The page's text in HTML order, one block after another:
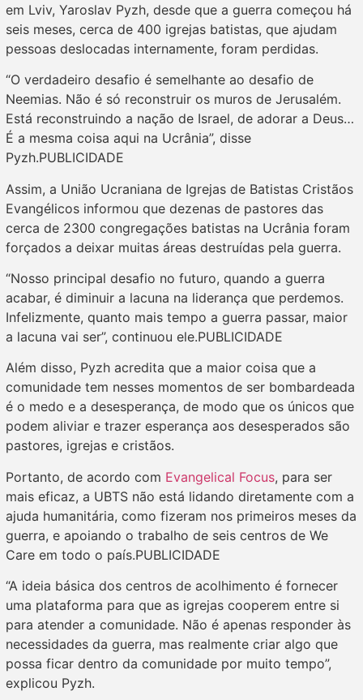
em Lviv, Yaroslav Pyzh, desde que a guerra começou há
seis meses, cerca de 400 igrejas batistas, que ajudam
pessoas deslocadas internamente, foram perdidas.
“O verdadeiro desafio é semelhante ao desafio de
Neemias. Não é só reconstruir os muros de Jerusalém.
Está reconstruindo a nação de Israel, de adorar a Deus…
É a mesma coisa aqui na Ucrânia”, disse
Pyzh.PUBLICIDADE
Assim, a União Ucraniana de Igrejas de Batistas Cristãos
Evangélicos informou que dezenas de pastores das
cerca de 2300 congregações batistas na Ucrânia foram
forçados a deixar muitas áreas destruídas pela guerra.
“Nosso principal desafio no futuro, quando a guerra
acabar, é diminuir a lacuna na liderança que perdemos.
Infelizmente, quanto mais tempo a guerra passar, maior
a lacuna vai ser”, continuou ele.PUBLICIDADE
Além disso, Pyzh acredita que a maior coisa que a
comunidade tem nesses momentos de ser bombardeada
é o medo e a desesperança, de modo que os únicos que
podem aliviar e trazer esperança aos desesperados são
pastores, igrejas e cristãos.
Portanto, de acordo com Evangelical Focus, para ser
mais eficaz, a UBTS não está lidando diretamente com a
ajuda humanitária, como fizeram nos primeiros meses da
guerra, e apoiando o trabalho de seis centros de We
Care em todo o país.PUBLICIDADE
“A ideia básica dos centros de acolhimento é fornecer
uma plataforma para que as igrejas cooperem entre si
para atender a comunidade. Não é apenas responder às
necessidades da guerra, mas realmente criar algo que
possa ficar dentro da comunidade por muito tempo”,
explicou Pyzh.